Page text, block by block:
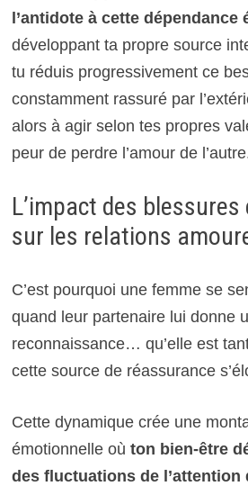
l’antidote à cette dépendance
développant ta propre source
tu réduis progressivement ce
constamment rassuré par
alors à agir selon tes propres
peur de perdre l’amour de
L’impact des
sur les relations
C’est pourquoi une femme se
quand leur partenaire lui donne
reconnaissance… qu’elle est
cette source de réassurance
Cette dynamique crée une
émotionnelle où ton bien-être
des fluctuations de l’attention